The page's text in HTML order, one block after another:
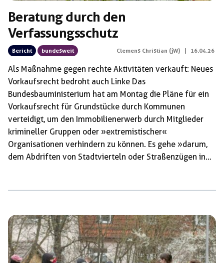
Beratung durch den
Verfassungsschutz
Bericht bundesweit Clemens Christian (jW) | 16.04.26
Als Maßnahme gegen rechte Aktivitäten verkauft: Neues
Vorkaufsrecht bedroht auch Linke Das
Bundesbauministerium hat am Montag die Pläne für ein
Vorkaufsrecht für Grundstücke durch Kommunen
verteidigt, um den Immobilienerwerb durch Mitglieder
krimineller Gruppen oder »extremistischer«
Organisationen verhindern zu können. Es gehe »darum,
dem Abdriften von Stadtvierteln oder Straßenzügen in
Bereitstellung zusätzlichen Wohnraums. In diesem
Zusammenhang werde das Vorkaufsrecht so
ausgestaltet, dass die Kommunen davon »in engen
Grenzen und mit Bedacht und behutsam Gebrauch